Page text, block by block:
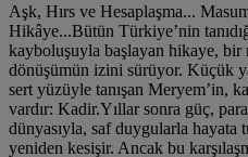
Aşk, Hırs ve Hesaplaşma...
Hikâye...Bütün Türkiye’nin
kayboluşuyla başlayan hikaye,
dönüşümün izini sürüyor. Küçük
sert yüzüyle tanışan Meryem’in,
vardır: Kadir.Yıllar sonra güç,
dünyasıyla, saf duygularla hayata
yeniden kesişir. Ancak bu